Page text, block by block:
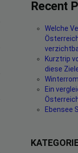
Recent
Welche
Kurztrip
diese
Ein
Ebensee